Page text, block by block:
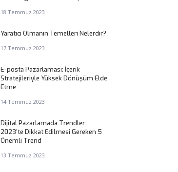
18 Temmuz 2023
Yaratıcı Olmanın Temelleri Nelerdir?
17 Temmuz 2023
E-posta Pazarlaması: İçerik
Stratejileriyle Yüksek Dönüşüm Elde
Etme
14 Temmuz 2023
Dijital Pazarlamada Trendler:
2023’te Dikkat Edilmesi Gereken 5
Önemli Trend
13 Temmuz 2023